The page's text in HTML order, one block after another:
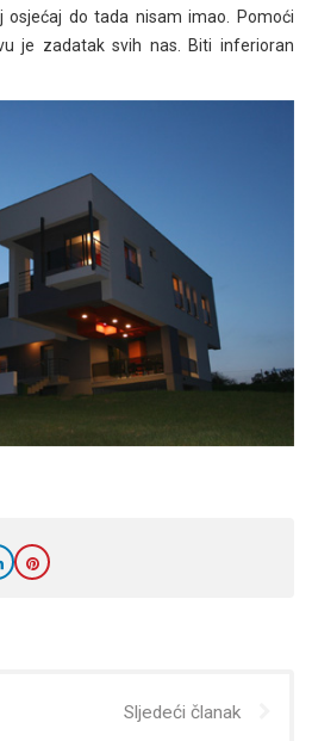
osjećaj do tada nisam imao. Pomoći
je zadatak svih nas. Biti inferioran
Sljedeći članak